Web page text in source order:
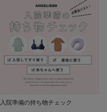
入院準備の持ち物チェック